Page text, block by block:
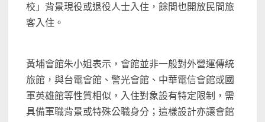
校」背景現役或退役人士入住，餘間也開放民間旅
客入住。
黃埔會館朱小姐表示，會館並非一般對外營運傳統
旅館，與台電會館、警光會館、中華電信會館或國
軍英雄館等性質相似，入住對象設有特定限制，需
具備軍職背景或特殊公職身分；這樣設計亦讓會館